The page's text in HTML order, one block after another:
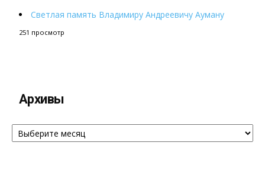
Светлая память Владимиру Андреевичу Ауману
251 просмотр
Архивы
Архивы